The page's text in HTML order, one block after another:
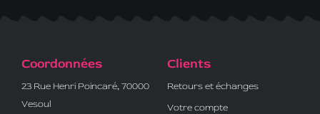
Coordonnées
23 Rue Henri Poincaré, 70000
Vesoul
Clients
Retours et échanges
Votre compte